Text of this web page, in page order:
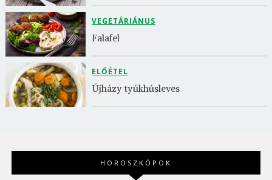
VEGETÁRIÁNUS
Falafel
ELŐÉTEL
Újházy tyúkhúsleves
HOROSZKÓPOK